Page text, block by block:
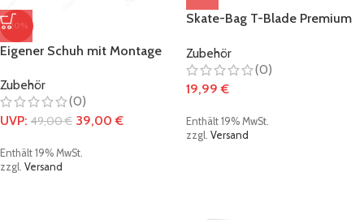
-20%
Eigener Schuh mit Montage
Zubehör
(0)
UVP: 49,00€ 39,00€
Enthält 19% MwSt.
zzgl. Versand
Skate-Bag T-Blade Premium
Zubehör
(0)
19,99€
Enthält 19% MwSt.
zzgl. Versand